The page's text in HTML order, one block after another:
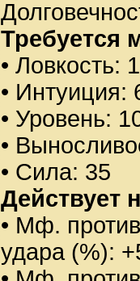
Требуется
• Ловкость:
• Интуиция:
• Уровень:
•
• Сила: 35
Действует
• Мф.
удара (%):